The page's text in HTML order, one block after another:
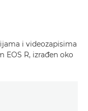
i videozapisima
EOS R, izrađen oko